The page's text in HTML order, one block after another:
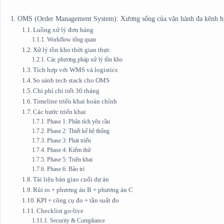
OMS (Order Management System): Xương sống của vận hành đa kênh
Luồng xử lý đơn hàng
Workflow tổng quan
Xử lý tồn kho thời gian thực
Các phương pháp xử lý tồn kho
Tích hợp với WMS và logistics
So sánh tech stack cho OMS
Chi phí chi tiết 30 tháng
Timeline triển khai hoàn chỉnh
Các bước triển khai
Phase 1: Phân tích yêu cầu
Phase 2: Thiết kế hệ thống
Phase 3: Phát triển
Phase 4: Kiểm thử
Phase 5: Triển khai
Phase 6: Bảo trì
Tài liệu bàn giao cuối dự án
Rủi ro + phương án B + phương án C
KPI + công cụ đo + tần suất đo
Checklist go-live
Security & Compliance